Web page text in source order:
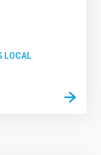
LOCAL